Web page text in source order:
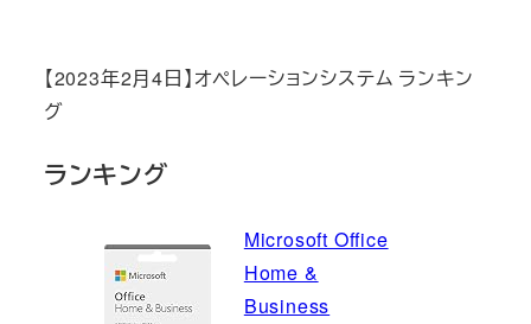
【2023年2月4日】オペレーションシステム ランキン
グ
ランキング
Microsoft Office
Home &
Business